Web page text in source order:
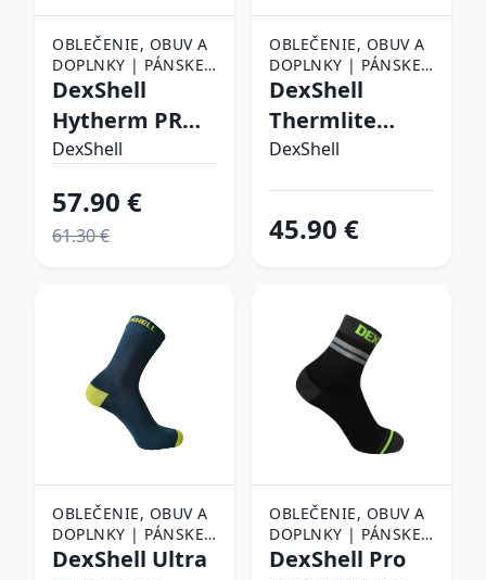
OBLEČENIE, OBUV A
DOPLNKY | PÁNSKE
OBLEČENIE |
DexShell
Hytherm PRO
Tangelo Red
49)
DexShell
57.90 €
61.30 €
OBLEČENIE, OBUV A
DOPLNKY | PÁNSKE
OBLEČENIE |
DexShell
Thermlite
Olive Green - S
DexShell
45.90 €
OBLEČENIE, OBUV A
DOPLNKY | PÁNSKE
OBLEČENIE |
DexShell Ultra
OBLEČENIE, OBUV A
DOPLNKY | PÁNSKE
OBLEČENIE |
DexShell Pro